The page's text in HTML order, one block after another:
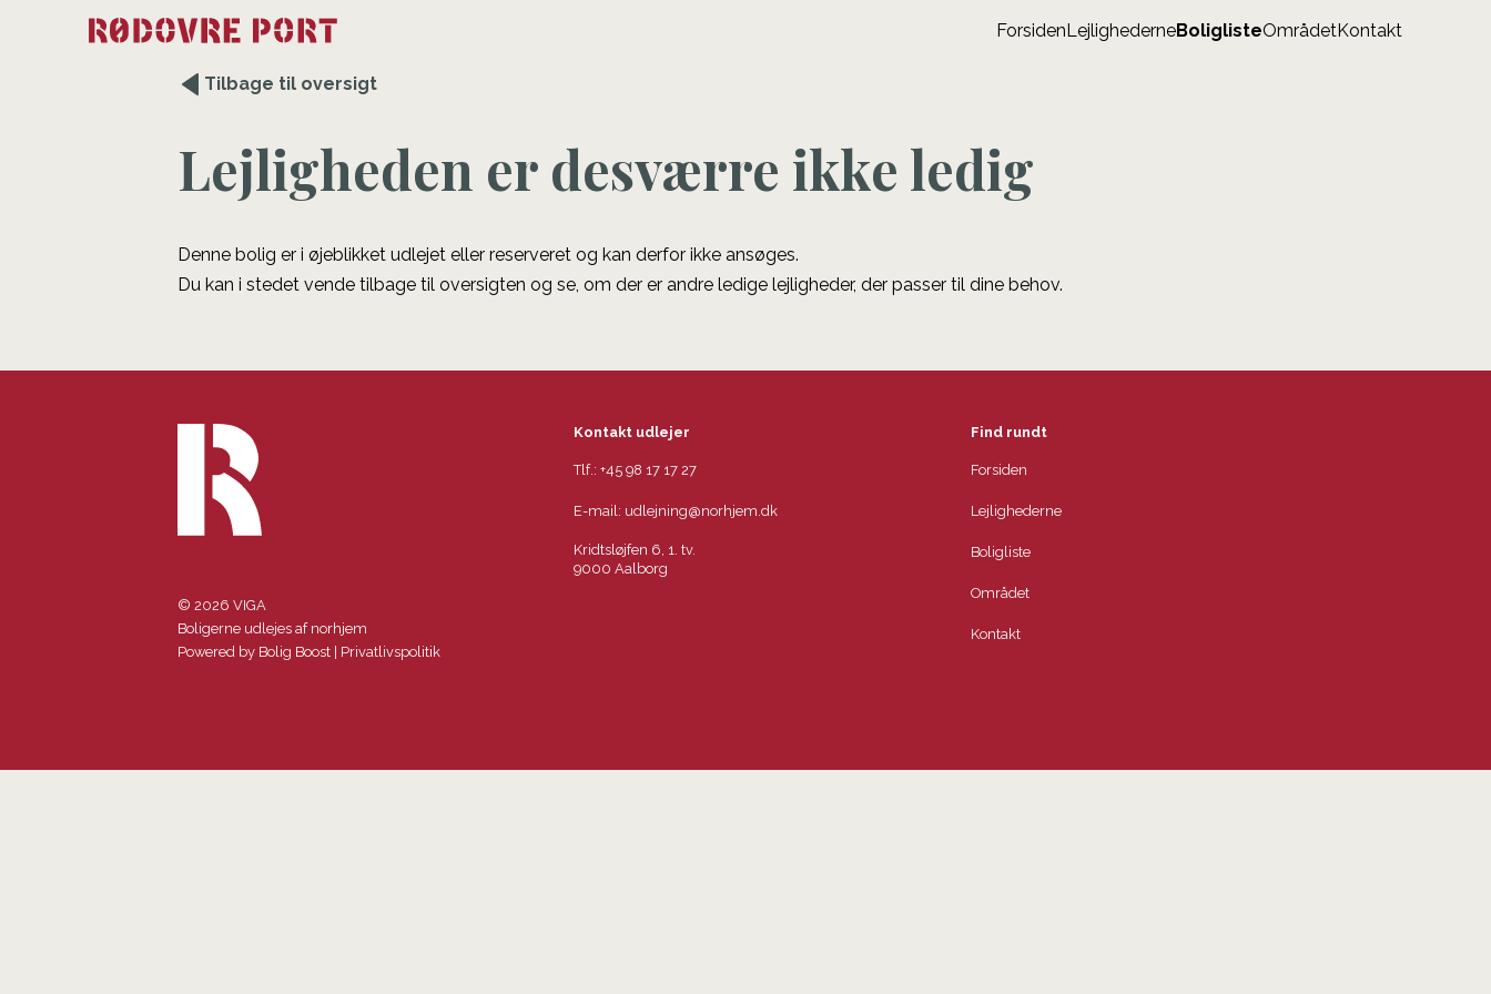
ForsidenLejlighederneBoliglisteOmrådetKontakt
Tilbage til oversigt
Lejligheden er desværre ikke ledig
Denne bolig er i øjeblikket udlejet eller reserveret og kan derfor ikke ansøges.
Du kan i stedet vende tilbage til oversigten og se, om der er andre ledige lejligheder, der passer til dine behov.
© 2026 VIGA
Boligerne udlejes af norhjem
Powered by Bolig Boost Privatlivspolitik
Kontakt udlejer
Tlf.:+45 98 17 17 27
E-mail: udlejning@norhjem.dk
Kridtsløjfen 6, 1. tv.
9000 Aalborg
Find rundt
Forsiden
Lejlighederne
Boligliste
Området
Kontakt